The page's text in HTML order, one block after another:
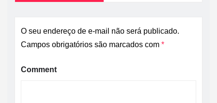
O seu endereço de e-mail não será publicado.
Campos obrigatórios são marcados com *
Comment